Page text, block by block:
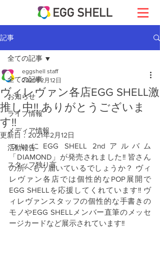
記事
全ての記事
お知らせ
ライブ情報
メディア情報
活動報告
スタッフ独り言
全ての記事
ヴィレヴァン各店EGG SHELL激
推し中!! ありがとうございま
す!!
eggshell staff
2021年2月12日
更新日： 2021年2月12日
ついにEGG SHELL 2ndアルバム
「DIAMOND」が発売されました!! 皆さん
の所へもう届いているでしょうか？ ヴィ
レヴァン各店では個性的なPOP展開で
EGG SHELLを応援してくれています!! ヴ
ィレヴァンスタッフの個性的な手書きの
モノやEGG SHELLメンバー直筆のメッセ
ージカードなど展示されています!!